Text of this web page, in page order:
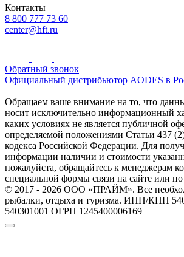
Контакты
8 800 777 73 60
center@hft.ru
Обратный звонок
Официальный дистрибьютор AODES в
Обращаем ваше внимание на то, что
носит исключительно информационный
каких условиях не является публичной
определяемой положениями Статьи 437
кодекса Российской Федерации. Для
информации наличии и стоимости
пожалуйста, обращайтесь к менеджерам
специальной формы связи на сайте или по
© 2017 - 2026 ООО «ПРАЙМ». Все
рыбалки, отдыха и туризма. ИНН/КПП
540301001 ОГРН 1245400006169